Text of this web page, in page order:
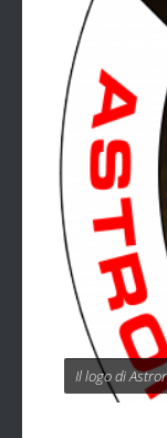
Il logo di